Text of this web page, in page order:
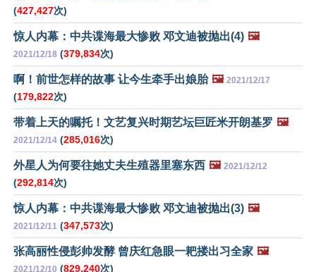
(427,427次)
惊人内幕：中共谍海最大惨败 邓文迪被抛出(4) 🖼️
2021/12/18 (379,834次)
啊！前世怎样的故事 让今生牵手出娘胎 🖼️ 2021/12/17
(179,822次)
带着上天的嘱托！文艺复兴时期艺坛巨匠米开朗基罗 🖼️
2021/12/14 (285,016次)
外星人为何要往她丈夫生殖器里塞东西 🖼️ 2021/12/12
(292,814次)
惊人内幕：中共谍海最大惨败 邓文迪被抛出(3) 🖼️
2021/12/11 (347,573次)
张高丽性侵彭帅发酵 曾庆红急眼一耙搂出习全家 🖼️
2021/12/10 (829,240次)